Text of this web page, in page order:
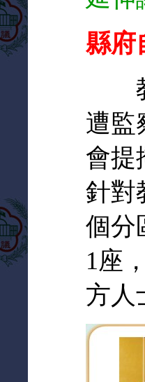
縣府
教
遭監
會提
針對
個分
1座
方人